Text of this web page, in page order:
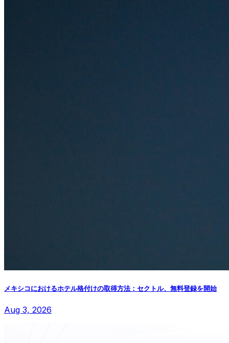
メキシコにおけるホテル格付けの取得方法：セクトル、無料登録を開始
Aug 3, 2026